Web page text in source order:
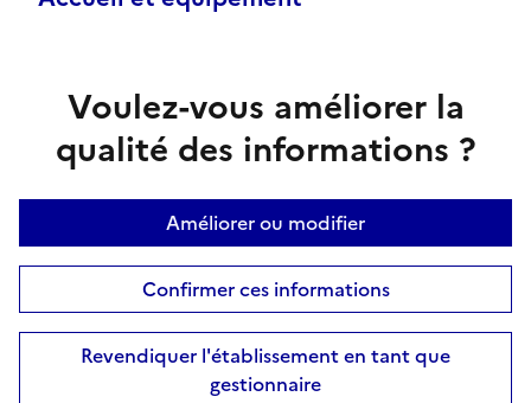
Voulez-vous améliorer la
qualité des informations ?
Améliorer ou modifier
Confirmer ces informations
Revendiquer l'établissement en tant que
gestionnaire